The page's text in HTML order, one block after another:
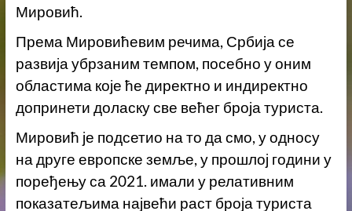
Мировић.
Према Мировићевим речима, Србија се
развија убрзаним темпом, посебно у оним
областима које ће директно и индиректно
допринети доласку све већег броја туриста.
Мировић је подсетио на то да смо, у односу
на друге европске земље, у прошлој години у
поређењу са 2021. имали у релативним
показатељима највећи раст броја туриста